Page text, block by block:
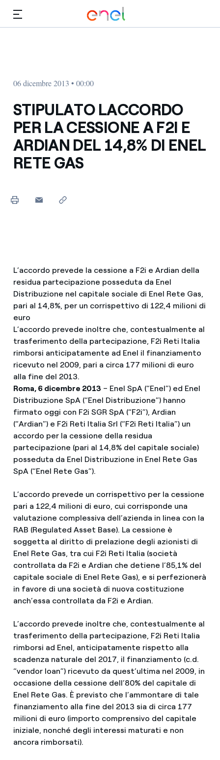
06 dicembre 2013 • 00:00
STIPULATO LACCORDO
PER LA CESSIONE A F2I E
ARDIAN DEL 14,8% DI ENEL
RETE GAS
L’accordo prevede la cessione a F2i e Ardian della
residua partecipazione posseduta da Enel
Distribuzione nel capitale sociale di Enel Rete Gas,
pari al 14,8%, per un corrispettivo di 122,4 milioni di
euro
L’accordo prevede inoltre che, contestualmente al
trasferimento della partecipazione, F2i Reti Italia
rimborsi anticipatamente ad Enel il finanziamento
ricevuto nel 2009, pari a circa 177 milioni di euro
alla fine del 2013.
Roma, 6 dicembre 2013 – Enel SpA (“Enel”) ed Enel
Distribuzione SpA (“Enel Distribuzione”) hanno
firmato oggi con F2i SGR SpA (“F2i”), Ardian
(“Ardian”) e F2i Reti Italia Srl (“F2i Reti Italia”) un
accordo per la cessione della residua
partecipazione (pari al 14,8% del capitale sociale)
posseduta da Enel Distribuzione in Enel Rete Gas
SpA (“Enel Rete Gas”).
L’accordo prevede un corrispettivo per la cessione
pari a 122,4 milioni di euro, cui corrisponde una
valutazione complessiva dell’azienda in linea con la
RAB (Regulated Asset Base). La cessione è
soggetta al diritto di prelazione degli azionisti di
Enel Rete Gas, tra cui F2i Reti Italia (società
controllata da F2i e Ardian che detiene l’85,1% del
capitale sociale di Enel Rete Gas), e si perfezionerà
in favore di una società di nuova costituzione
anch’essa controllata da F2i e Ardian.
L’accordo prevede inoltre che, contestualmente al
trasferimento della partecipazione, F2i Reti Italia
rimborsi ad Enel, anticipatamente rispetto alla
scadenza naturale del 2017, il finanziamento (c.d.
“vendor loan”) ricevuto da quest’ultima nel 2009, in
occasione della cessione dell’80% del capitale di
Enel Rete Gas. È previsto che l’ammontare di tale
finanziamento alla fine del 2013 sia di circa 177
milioni di euro (importo comprensivo del capitale
iniziale, nonché degli interessi maturati e non
ancora rimborsati).